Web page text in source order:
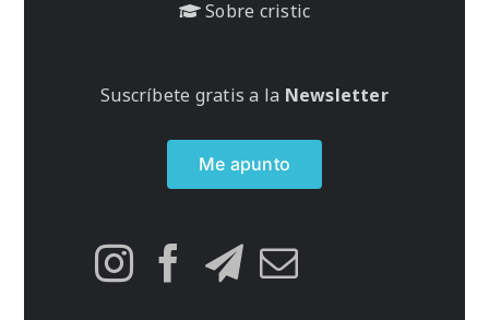
Sobre cristic
Suscríbete gratis a la Newsletter
Me apunto